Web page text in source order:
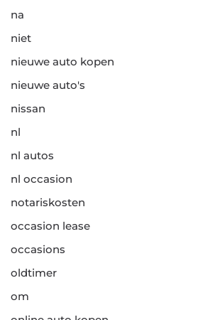
na
niet
nieuwe auto kopen
nieuwe auto's
nissan
nl
nl autos
nl occasion
notariskosten
occasion lease
occasions
oldtimer
om